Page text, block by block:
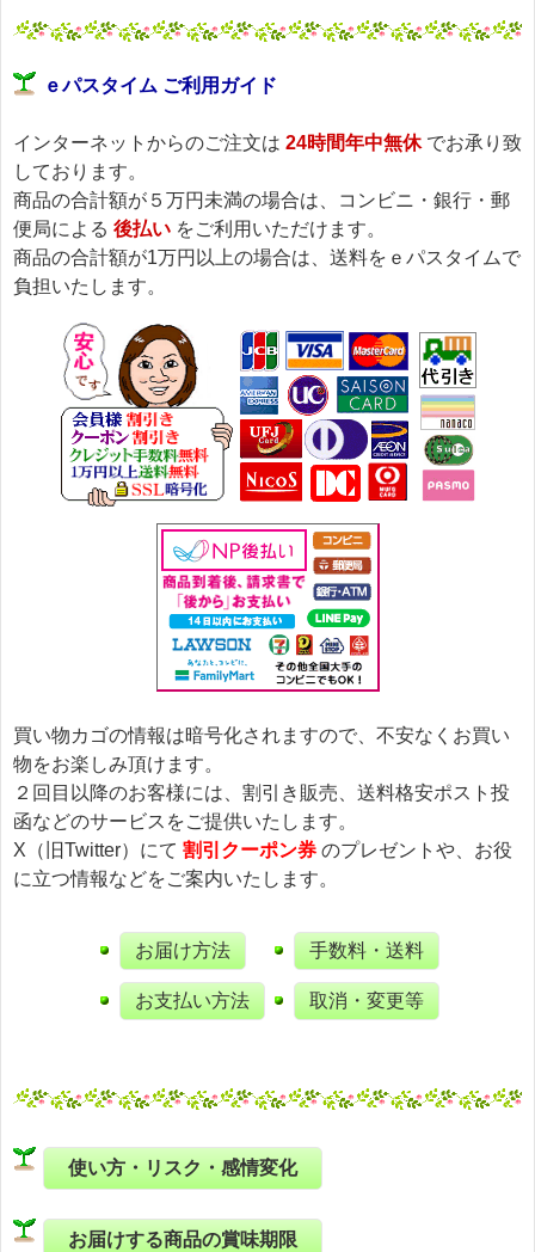
ｅパスタイム ご利用ガイド
インターネットからのご注文は 24時間年中無休でお承り致
しております。
商品の合計額が５万円未満の場合は、コンビニ・銀行・郵
便局による 後払い をご利用いただけます。
商品の合計額が1万円以上の場合は、送料をｅパスタイムで
負担いたします。
買い物カゴの情報は暗号化されますので、不安なくお買い
物をお楽しみ頂けます。
２回目以降のお客様には、割引き販売、送料格安ポスト投
函などのサービスをご提供いたします。
X（旧Twitter）にて 割引クーポン券 のプレゼントや、お役
に立つ情報などをご案内いたします。
お届け方法
お支払い方法
手数料・送料
取消・変更等
使い方・リスク・感情変化
お届けする商品の賞味期限